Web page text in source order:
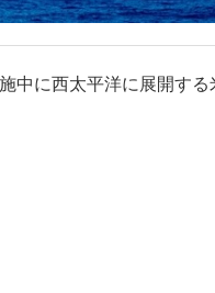
中に西太平洋に展開す